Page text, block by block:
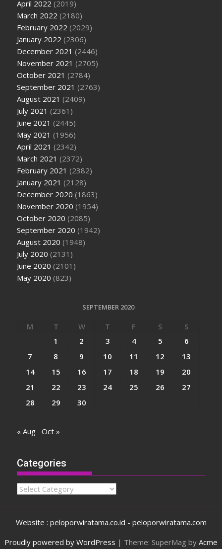
April 2022 (2019)
March 2022 (2180)
February 2022 (2029)
January 2022 (2306)
December 2021 (2446)
November 2021 (2705)
October 2021 (2784)
September 2021 (2763)
August 2021 (2409)
July 2021 (2361)
June 2021 (2445)
May 2021 (1956)
April 2021 (2342)
March 2021 (2372)
February 2021 (2382)
January 2021 (2128)
December 2020 (1863)
November 2020 (1954)
October 2020 (2085)
September 2020 (1942)
August 2020 (1948)
July 2020 (2131)
June 2020 (2101)
May 2020 (823)
SEPTEMBER 2020
M T W T F S
S
1
2 3 4 5
6
7
8 9 10 11 12
13
14
15 16 17 18 19
20
21
22 23 24 25 26
27
28
29 30
« Aug Oct »
Categories
Categories
Website : peloporwiratama.co.id - peloporwiratama.com
Proudly powered by WordPress | Theme: SuperMag by Acme